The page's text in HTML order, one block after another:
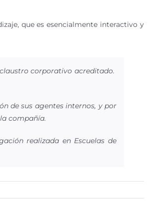
que es esencialmente interactivo y
corporativo acreditado.
de sus agentes internos, y por
compañía.
realizada en Escuelas de